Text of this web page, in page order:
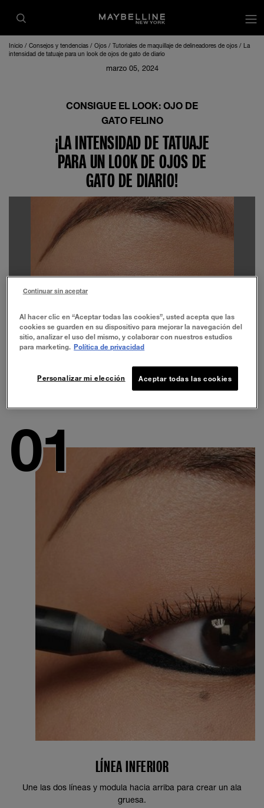
Inicio Consejos y tendencias Ojos Tutoriales de maquillaje de delineadores de ojos
La
intensidad de tatuaje para un look de ojos de gato de diario
marzo 05, 2024
CONSIGUE EL LOOK: OJO DE
GATO FELINO
¡LA INTENSIDAD DE TATUAJE
PARA UN LOOK DE OJOS DE
GATO DE DIARIO!
LÍNEA INFERIOR
Une las dos líneas y modula hacia arriba para crear un ala
gruesa.
Al hacer clic en “Aceptar todas las cookies”, usted acepta que las
cookies se guarden en su dispositivo para mejorar la navegación del
sitio, analizar el uso del mismo, y colaborar con nuestros estudios
para marketing. Política de privacidad
Aceptar todas las cookies
Personalizar mi elección
Continuar sin aceptar